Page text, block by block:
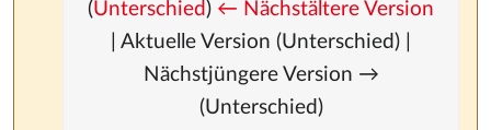
(Unterschied ) ← Nächstältere Version
| Aktuelle Version (Unterschied) |
Nächstjüngere Version →
(Unterschied)